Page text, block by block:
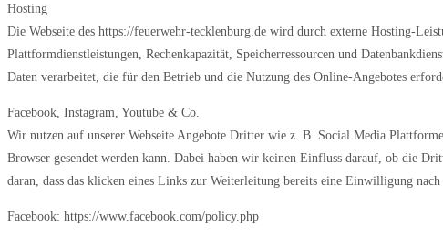
Hosting
Die Webseite des https://feuerwehr-tecklenburg.de wird durch externe Hosting-
Plattformdienstleistungen, Rechenkapazität, Speicherressourcen und
Daten verarbeitet, die für den Betrieb und die Nutzung des Online-Angebotes
Facebook, Instagram, Youtube & Co.
Wir nutzen auf unserer Webseite Angebote Dritter wie z. B. Social Media
Browser gesendet werden kann. Dabei haben wir keinen Einfluss darauf, ob die
daran, dass das klicken eines Links zur Weiterleitung bereits eine Einwilligung
Facebook: https://www.facebook.com/policy.php